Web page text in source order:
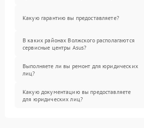
Какую гарантию вы предоставляете?
В каких районах Волжского располагаются
сервисные центры Asus?
Выполняете ли вы ремонт для юридических
лиц?
Какую документацию вы предоставляете
для юридических лиц?